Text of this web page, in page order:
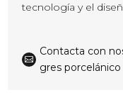
tecnología y el

Contacta con
gres porcelánico